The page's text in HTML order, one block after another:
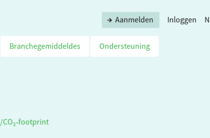
Aanmelden Inloggen
Branchegemiddeldes Ondersteuning
/CO₂‑footprint